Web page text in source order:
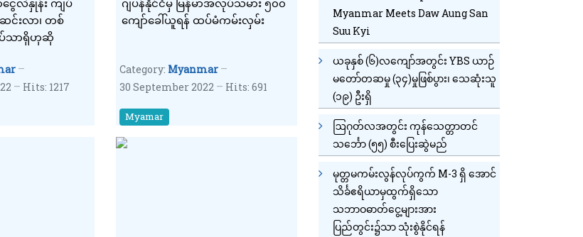
ေလဲနှုန်း ကျပ်
င်းလာ၊ တစ်
ပ်သာရှိဟုဆို
Hits: 1217
ဂျပန်နိုင်ငံမှ မြန်မာအလုပ်သမား ၅၀၀
ကျော်ခေါ်ယူရန် ထပ်မံကမ်းလှမ်း
Category: Myanmar
30 September 2022
Hits: 691
Myamar
Myanmar Meets Daw Aung San
Suu Kyi
ယခုနှစ် (၆)လကျော်အတွင်း YBS ယာဉ်
မတော်တဆမှု (၃၄)မှုဖြစ်ပွား၊ သေဆုံးသူ
(၁၉) ဦးရှိ
ဩဂုတ်လအတွင်း ကုန်သေတ္တာတင်
သင်္ဘော (၅၅) စီးပြေးဆွဲမည်
မုတ္တမကမ်းလွန်လုပ်ကွက် M-3 ရှိ အောင်
သိင်္ခဧရိယာမှထွက်ရှိသော
သဘာဝဓာတ်ငွေ့များအား
ပြည်တွင်း၌သာ သုံးစွဲနိုင်ရန်